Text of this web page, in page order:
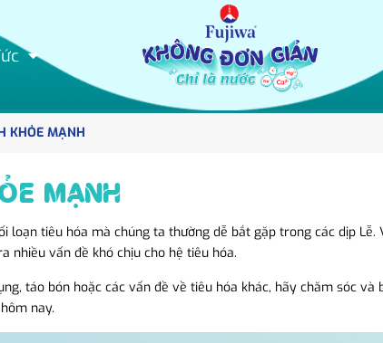
KHỎE MẠNH
MẠNH
tiêu hóa mà chúng ta thường dễ bắt gặp trong các dịp Lễ.
nhiều vấn đề khó chịu cho hệ tiêu hóa.
táo bón hoặc các vấn đề về tiêu hóa khác, hãy chăm sóc và
nay.